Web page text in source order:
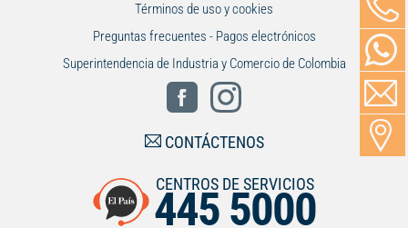
Términos de uso y cookies
Preguntas frecuentes - Pagos electrónicos
Superintendencia de Industria y Comercio de Colombia
CONTÁCTENOS
CENTROS DE SERVICIOS
445 5000